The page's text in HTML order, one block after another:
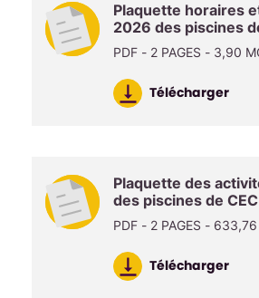
Plaquette horaires
2026 des piscines
PDF - 2 PAGES - 3,90
Télécharger
Plaquette des
des piscines de CEC
PDF - 2 PAGES - 633,76
Télécharger